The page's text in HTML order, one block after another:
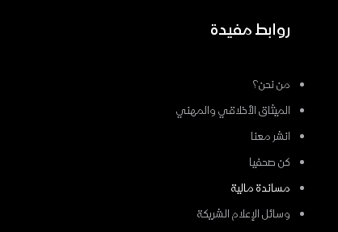
روابط مفيدة
من نحن؟
الميثاق الأخلاقي والمهني
انشر معنا
كن صحفيا
مساندة مالية
وسائل الإعلام الشريكة